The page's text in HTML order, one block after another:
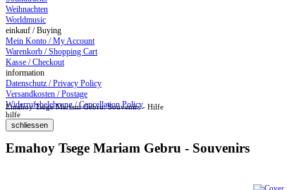
Weihnachten
Worldmusic
einkauf / Buying
Mein Konto / My Account
Warenkorb / Shopping Cart
Kasse / Checkout
information
Datenschutz / Privacy Policy
Versandkosten / Postage
Widerrufsbelehrung / Cancellation Policy
Emahoy Tsege Mariam Gebru: Souvenirs - Hilfe
hilfe
Emahoy Tsege Mariam Gebru - Souvenirs